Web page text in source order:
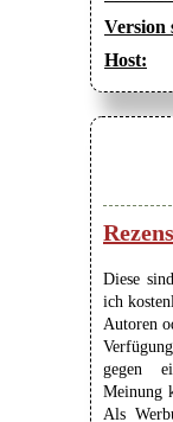
Version
Host:
Diese
ich
Autoren
gegen
Meinung
Als